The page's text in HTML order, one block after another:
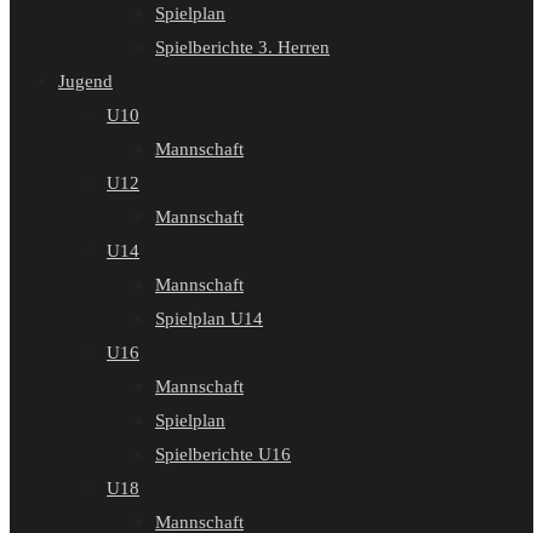
Spielplan
Spielberichte 3. Herren
Jugend
U10
Mannschaft
U12
Mannschaft
U14
Mannschaft
Spielplan U14
U16
Mannschaft
Spielplan
Spielberichte U16
U18
Mannschaft